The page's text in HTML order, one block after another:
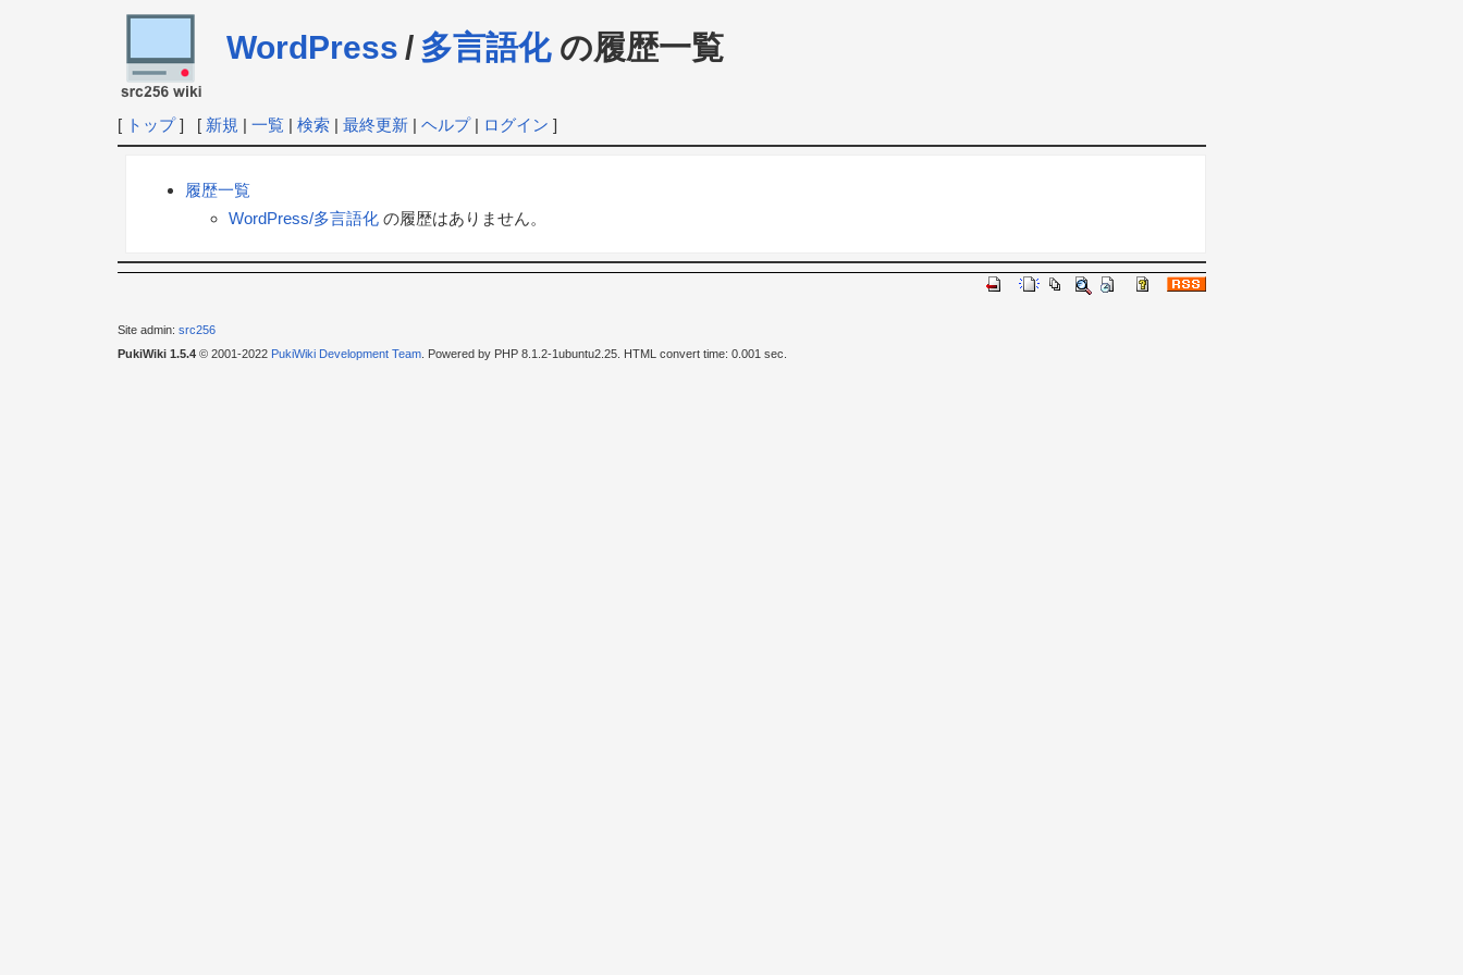
WordPress / 多言語化の履歴一覧
[ トップ] [ 新規 | 一覧| 検索| 最終更新| ヘルプ| ログイン ]
履歴一覧
WordPress/多言語化 の履歴はありません。
Site admin: src256
PukiWiki 1.5.4© 2001-2022 PukiWiki Development Team. Powered by PHP 8.1.2-1ubuntu2.25. HTML convert time: 0.001 sec.